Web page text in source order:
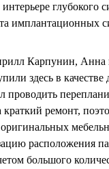
глубокого
имплантационных
Карпунин, Анна
здесь в качестве
проводить
краткий ремонт,
расположения
большого